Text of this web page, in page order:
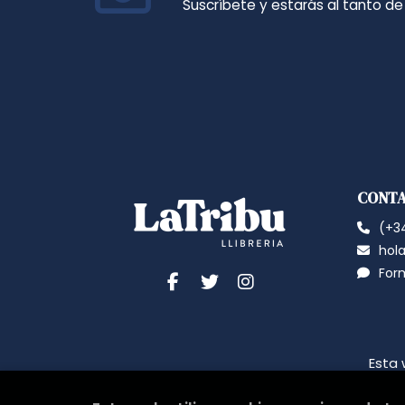
Suscríbete y estarás al tanto
Esta